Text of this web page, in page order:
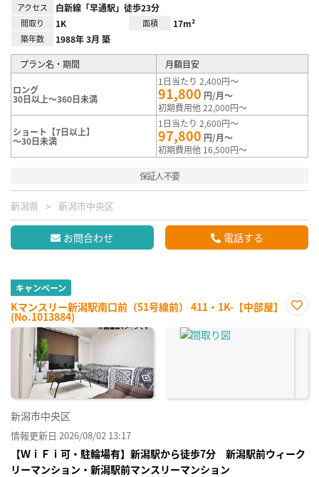
アクセス 白新線「早通駅」徒歩23分
間取り 1K 面積 17m²
築年数 1988年 3月 築
プラン名・期間 月額目安
ロング
30日以上～360日未満
1日当たり 2,400円～
91,800 円/月～
初期費用他 22,000円～
ショート【7日以上】
～30日未満
1日当たり 2,600円～
97,800 円/月～
初期費用他 16,500円～
保証人不要
新潟県 新潟市中央区
お問合わせ 電話する
キャンペーン
Kマンスリー新潟駅南口前（51号線前） 411・1K-【中部屋】
(No.1013884)
に入
新潟市中央区
情報更新日 2026/08/02 13:17
【ＷｉＦｉ可・駐輪場有】新潟駅から徒歩7分 新潟駅前ウィーク
リーマンション・新潟駅前マンスリーマンション